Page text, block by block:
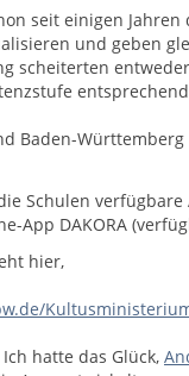
seit einigen
und geben
scheiterten
Baden-
Schulen
App DAKORA
hier,
hatte das Glück,